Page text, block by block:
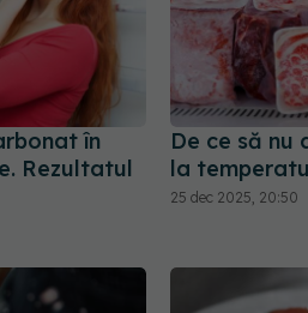
în
Rezultatul
De ce să nu
la
25 dec 2025, 20:50